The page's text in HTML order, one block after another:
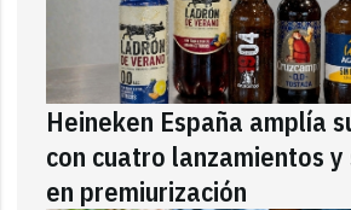
Heineken España amplía
con cuatro lanzamientos
en premiurización